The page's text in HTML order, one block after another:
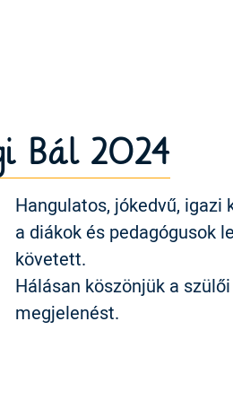
Bál 2024
Hangulatos, jókedvű,
a diákok és pedagógusok
követett.
Hálásan köszönjük a
megjelenést.